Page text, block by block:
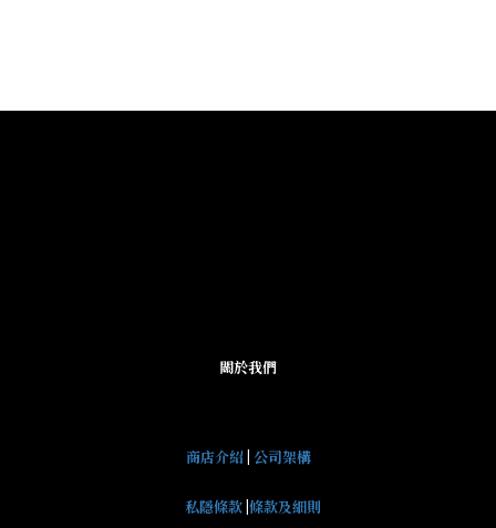
關於我們
商店介紹| 公司架構
私隱條款 條款及細則